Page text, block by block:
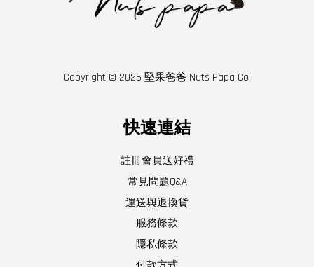
Copyright © 2026 堅果爸爸 Nuts Papa Co.
快速連結
註冊會員送好禮
常見問題Q&A
運送與退換貨
服務條款
隱私條款